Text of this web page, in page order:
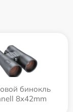
бинокль
8x42mm